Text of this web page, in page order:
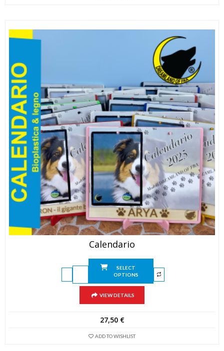
Calendario
SELECT
OPTIONS
VIEW DETAILS
27,50 €
ADD TO WISHLIST